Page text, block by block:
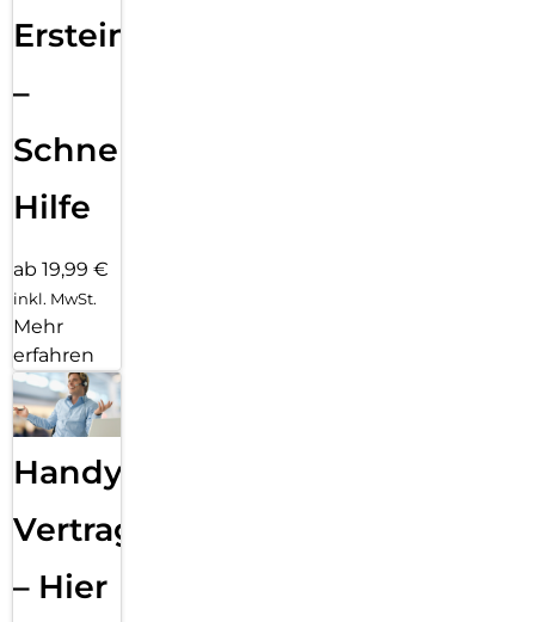
Ersteinrichtung
–
Schnelle
Hilfe
ab 19,99 €
inkl. MwSt.
Mehr
erfahren
Handy
Vertragsabwicklung
– Hier